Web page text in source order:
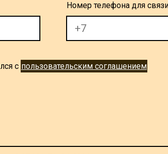
Номер телефона для
с пользовательским соглашением